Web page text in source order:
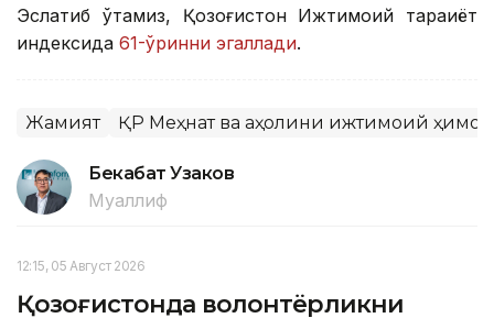
Эслатиб ўтамиз, Қозоғистон Ижтимоий тараққиёт
индексида 61-ўринни эгаллади.
Жамият ҚР Меҳнат ва аҳолини ижтимоий
Бекабат Узаков
Муаллиф
12:15, 05 Август 2026
Қозоғистонда волонтёрликни